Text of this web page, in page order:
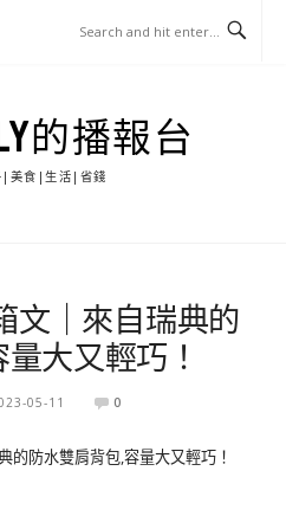
的播報台
美食|生活|省錢
文｜來自瑞典的
大又輕巧！
05-11 0